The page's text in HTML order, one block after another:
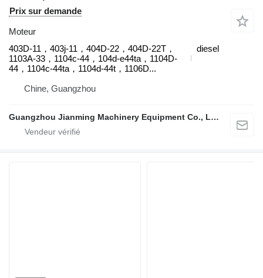
Prix sur demande
Moteur
403D-11，403j-11，404D‑22，404D‑22T，
1103A-33，1104c-44，104d-e44ta，1104D-
44，1104c-44ta，1104d-44t，1106D...
diesel
Chine, Guangzhou
Guangzhou Jianming Machinery Equipment Co., Ltd.